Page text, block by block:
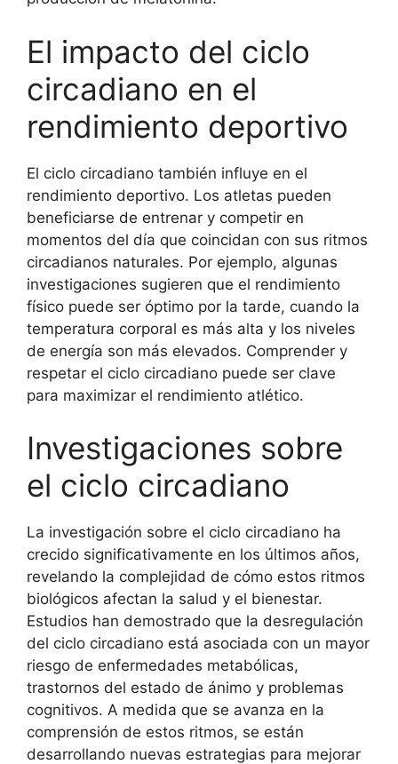
El impacto del ciclo
circadiano en el
rendimiento deportivo
El ciclo circadiano también influye en el
rendimiento deportivo. Los atletas pueden
beneficiarse de entrenar y competir en
momentos del día que coincidan con sus ritmos
circadianos naturales. Por ejemplo, algunas
investigaciones sugieren que el rendimiento
físico puede ser óptimo por la tarde, cuando la
temperatura corporal es más alta y los niveles
de energía son más elevados. Comprender y
respetar el ciclo circadiano puede ser clave
para maximizar el rendimiento atlético.
Investigaciones sobre
el ciclo circadiano
La investigación sobre el ciclo circadiano ha
crecido significativamente en los últimos años,
revelando la complejidad de cómo estos ritmos
biológicos afectan la salud y el bienestar.
Estudios han demostrado que la desregulación
del ciclo circadiano está asociada con un mayor
riesgo de enfermedades metabólicas,
trastornos del estado de ánimo y problemas
cognitivos. A medida que se avanza en la
comprensión de estos ritmos, se están
desarrollando nuevas estrategias para mejorar